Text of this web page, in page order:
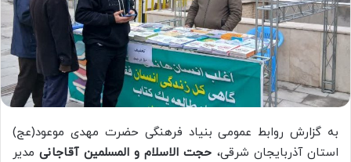
به گزارش روابط عمومی بنیاد فرهنگی حضرت مهدی موعود(عج)
استان آذربایجان شرقی، حجت الاسلام و المسلمین آقاجانیمدیر